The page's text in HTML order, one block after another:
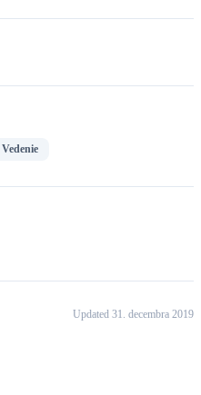
Vedenie
Updated 31. decembra 2019